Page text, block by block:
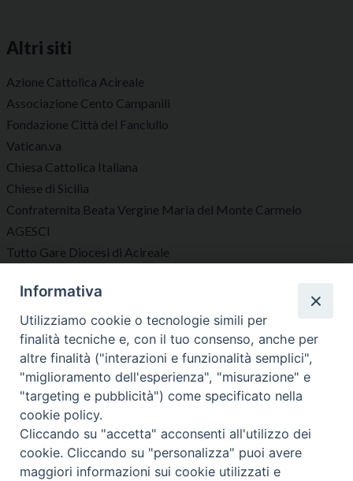
Altri siti
Azione Cattolica Acireale
Associazione Cento Campanili
Fondazione Città del Fanciullo
Vatican.va
Chiesa Cattolica Italiana
Chiese di Sicilia
Confraternita Beata Vergine Maria del Monte Carmelo
AGESCI
Tutto Gare Diocesi di Acireale
Diocesi di Acireale
Informativa
Utilizziamo cookie o tecnologie simili per
finalità tecniche e, con il tuo consenso, anche per
altre finalità ("interazioni e funzionalità semplici",
"miglioramento dell'esperienza", "misurazione" e
"targeting e pubblicità") come specificato nella
cookie policy.
Cliccando su "accetta" acconsenti all'utilizzo dei
cookie. Cliccando su "personalizza" puoi avere
maggiori informazioni sui cookie utilizzati e